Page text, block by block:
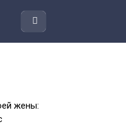
жены: